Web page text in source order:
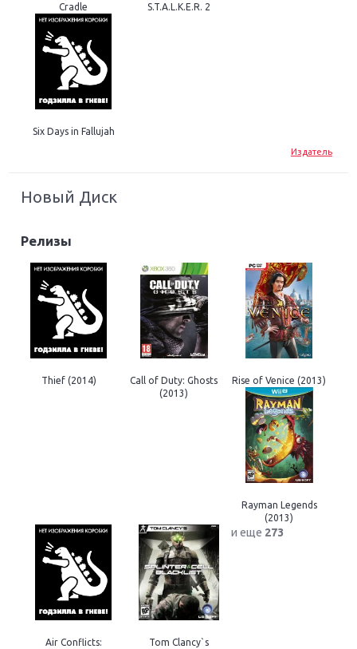
Cradle S.T.A.L.K.E.R. 2
Six Days in Fallujah
Издатель
Новый Диск
Релизы
Thief (2014)
Call of Duty: Ghosts
(2013)
Rise of Venice (2013)
Rayman Legends
(2013)
Air Conflicts:
Tom Clancy`s
и еще 273
Крупнейшие релизы мая: Nintendo, Microsoft и